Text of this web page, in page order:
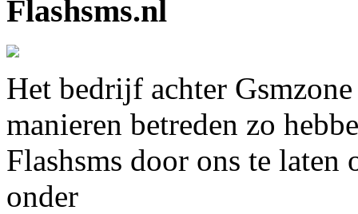
Flashsms.nl
Het bedrijf achter
manieren betreden zo
Flashsms door ons te
onder